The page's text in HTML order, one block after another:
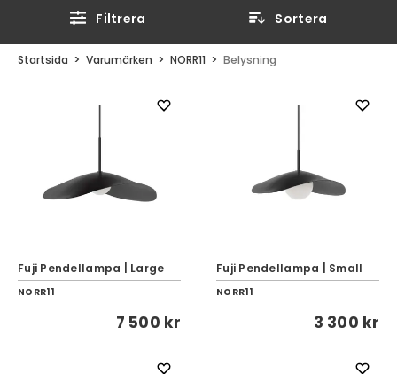
Filtrera Sortera
Startsida Varumärken NORR11 Belysning
Fuji Pendellampa | Large
NORR11
7 500 kr
Fuji Pendellampa | Small
NORR11
3 300 kr